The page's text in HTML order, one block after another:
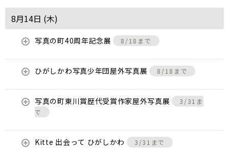
8月14日 (木)
写真の町40周年記念展 8/18まで
ひがしかわ写真少年団屋外写真展 8/18まで
写真の町東川賞歴代受賞作家屋外写真展
3/31ま
で
Kitte 出会って ひがしかわ 3/31まで